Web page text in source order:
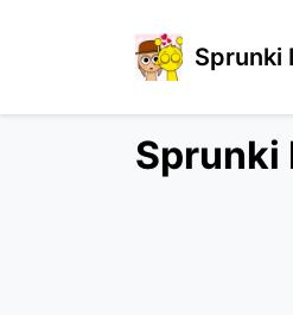
Sprunki
Sprunki